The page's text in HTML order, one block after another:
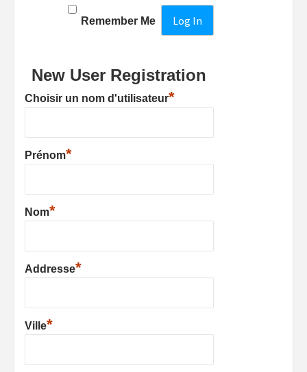
Remember Me
New User Registration
Choisir un nom d'utilisateur*
Prénom*
Nom*
Addresse*
Ville*